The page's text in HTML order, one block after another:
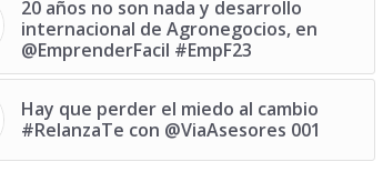
20 años no son nada y desarrollo
internacional de Agronegocios, en
@EmprenderFacil #EmpF23
Hay que perder el miedo al cambio
#RelanzaTe con @ViaAsesores 001